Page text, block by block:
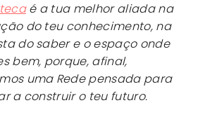
é a tua melhor aliada na
do teu conhecimento, na
do saber e o espaço onde
bem, porque, afinal,
uma Rede pensada para
a construir o teu futuro.